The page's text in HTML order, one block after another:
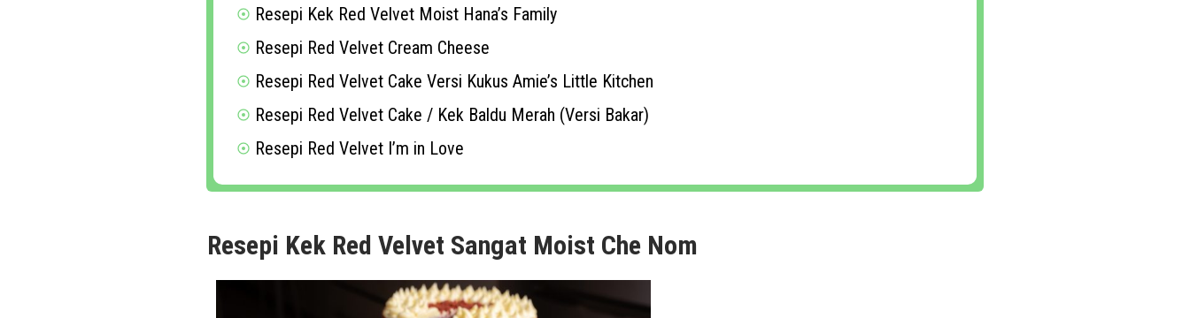
Resepi Kek Red Velvet Moist Hana’s Family
Resepi Red Velvet Cream Cheese
Resepi Red Velvet Cake Versi Kukus Amie’s Little Kitchen
Resepi Red Velvet Cake / Kek Baldu Merah (Versi Bakar)
Resepi Red Velvet I’m in Love
Resepi Kek Red Velvet Sangat Moist Che Nom